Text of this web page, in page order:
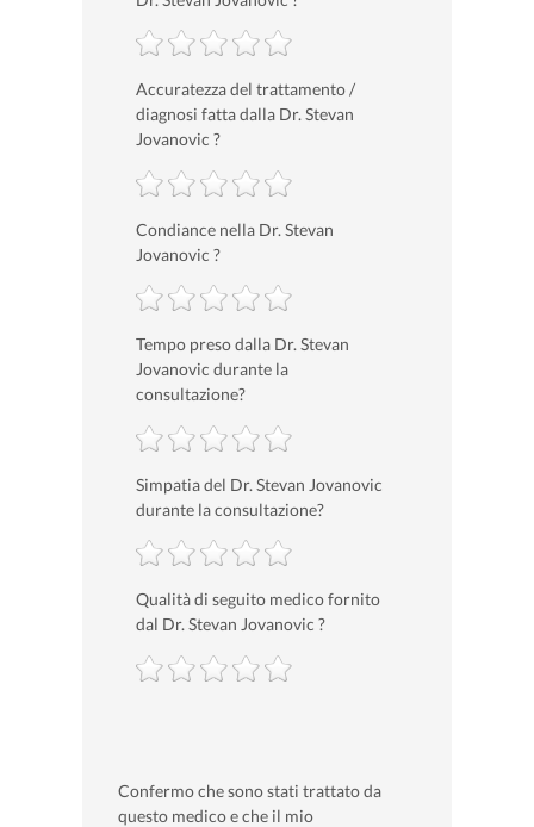
Accuratezza del trattamento /
diagnosi fatta dalla Dr. Stevan
Jovanovic ?
Condiance nella Dr. Stevan
Jovanovic ?
Tempo preso dalla Dr. Stevan
Jovanovic durante la
consultazione?
Simpatia del Dr. Stevan Jovanovic
durante la consultazione?
Qualità di seguito medico fornito
dal Dr. Stevan Jovanovic ?
Confermo che sono stati trattato da
questo medico e che il mio